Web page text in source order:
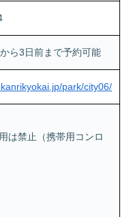
ら3日前まで予約可能
park/city06/
は禁止（携帯用コンロ